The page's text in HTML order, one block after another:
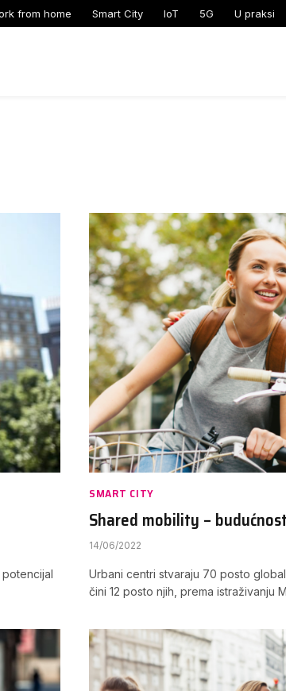
from home Smart City IoT 5G U praksi
SMART CITY
Shared mobility –
14/06/2022
Urbani centri stvaraju 70 posto
čini 12 posto njih, prema istraživanju